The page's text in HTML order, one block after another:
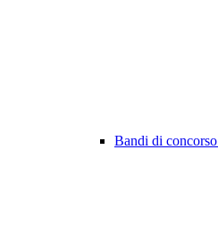
Bandi di concorso